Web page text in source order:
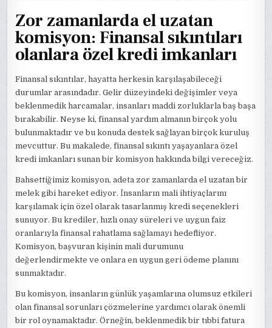
Zor zamanlarda el uzatan
komisyon: Finansal sıkıntıları
olanlara özel kredi imkanları
Finansal sıkıntılar, hayatta herkesin karşılaşabileceği
durumlar arasındadır. Gelir düzeyindeki değişimler veya
beklenmedik harcamalar, insanları maddi zorluklarla baş başa
bırakabilir. Neyse ki, finansal yardım almanın birçok yolu
bulunmaktadır ve bu konuda destek sağlayan birçok kuruluş
mevcuttur. Bu makalede, finansal sıkıntı yaşayanlara özel
kredi imkanları sunan bir komisyon hakkında bilgi vereceğiz.
Bahsettiğimiz komisyon, adeta zor zamanlarda el uzatan bir
melek gibi hareket ediyor. İnsanların mali ihtiyaçlarını
karşılamak için özel olarak tasarlanmış kredi seçenekleri
sunuyor. Bu krediler, hızlı onay süreleri ve uygun faiz
oranlarıyla finansal rahatlama sağlamayı hedefliyor.
Komisyon, başvuran kişinin mali durumunu
değerlendirmekte ve onlara en uygun geri ödeme planını
sunmaktadır.
Bu komisyon, insanların günlük yaşamlarına olumsuz etkileri
olan finansal sorunları çözmelerine yardımcı olarak önemli
bir rol oynamaktadır. Örneğin, beklenmedik bir tıbbi fatura